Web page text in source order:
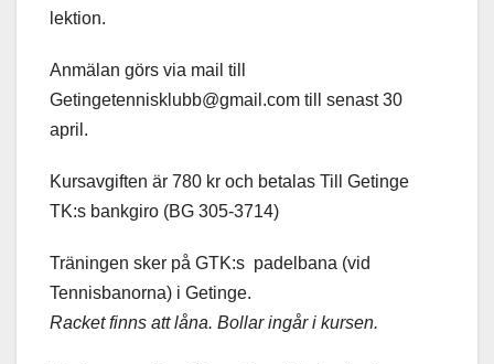
lektion.
Anmälan görs via mail till
Getingetennisklubb@gmail.com till senast 30
april.
Kursavgiften är 780 kr och betalas Till Getinge
TK:s bankgiro (BG 305-3714)
Träningen sker på GTK:s padelbana (vid
Tennisbanorna) i Getinge.
Racket finns att låna. Bollar ingår i kursen.